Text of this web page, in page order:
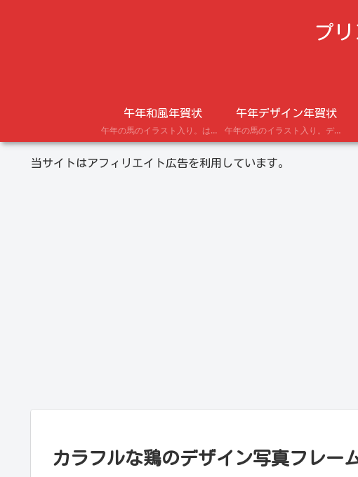
プ
午年和風年賀状
午年の馬のイラスト入り。はがきにプリントできる年賀状テンプレート。
午年デザイン年賀状
午年の馬のイラスト入り。デザイン年賀状
当サイトはアフィリエイト広告を利用しています。
カラフルな鶏のデザイン写真フレー